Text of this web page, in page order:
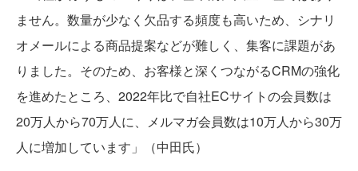
ません。数量が少なく欠品する頻度も高いため、シナリ
オメールによる商品提案などが難しく、集客に課題があ
りました。そのため、お客様と深くつながるCRMの強化
を進めたところ、2022年比で自社ECサイトの会員数は
20万人から70万人に、メルマガ会員数は10万人から30万
人に増加しています」（中田氏）